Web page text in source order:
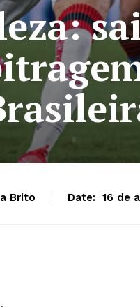
Brito Date: 16 de